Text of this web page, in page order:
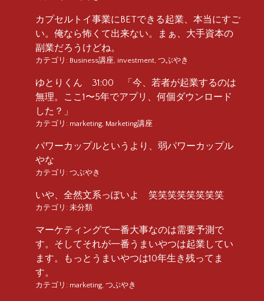
カプセルトイ事業にBETできる起業、本当にすご
い。俺なら怖くて出来ない。まぁ、大手資本の
副業だろうけどね。
カテゴリ: Business講座 investment つぶやき
ゆとりくん 31:00 「今、若者が起業するのは
無理。ここ1〜5年でアプリ、何個ダウンロード
した？」
カテゴリ: marketing Marketing講座
パワーカップルというより、弱パワーカップル
やな
カテゴリ: つぶやき
いや、全然文系っぽいよ 笑笑笑笑笑笑笑笑
カテゴリ: 未分類
マーケティングで一番大事なのは需要予測で
す。そしてそれが一番うまいやつは起業してい
ます。もっとうまいやつは10年生き残ってま
す。
カテゴリ: marketing つぶやき